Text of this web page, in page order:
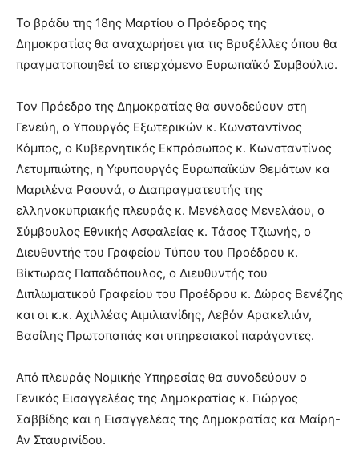
Το βράδυ της 18ης Μαρτίου ο Πρόεδρος της
Δημοκρατίας θα αναχωρήσει για τις Βρυξέλλες όπου θα
πραγματοποιηθεί το επερχόμενο Ευρωπαϊκό Συμβούλιο.
Τον Πρόεδρο της Δημοκρατίας θα συνοδεύουν στη
Γενεύη, ο Υπουργός Εξωτερικών κ. Κωνσταντίνος
Κόμπος, ο Κυβερνητικός Εκπρόσωπος κ. Κωνσταντίνος
Λετυμπιώτης, η Υφυπουργός Ευρωπαϊκών Θεμάτων κα
Μαριλένα Ραουνά, ο Διαπραγματευτής της
ελληνοκυπριακής πλευράς κ. Μενέλαος Μενελάου, ο
Σύμβουλος Εθνικής Ασφαλείας κ. Τάσος Τζιωνής, ο
Διευθυντής του Γραφείου Τύπου του Προέδρου κ.
Βίκτωρας Παπαδόπουλος, ο Διευθυντής του
Διπλωματικού Γραφείου του Προέδρου κ. Δώρος Βενέζης
και οι κ.κ. Αχιλλέας Αιμιλιανίδης, Λεβόν Αρακελιάν,
Βασίλης Πρωτοπαπάς και υπηρεσιακοί παράγοντες.
Από πλευράς Νομικής Υπηρεσίας θα συνοδεύουν ο
Γενικός Εισαγγελέας της Δημοκρατίας κ. Γιώργος
Σαββίδης και η Εισαγγελέας της Δημοκρατίας κα Μαίρη-
Αν Σταυρινίδου.